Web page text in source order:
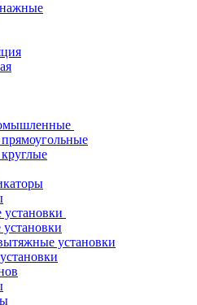
установки